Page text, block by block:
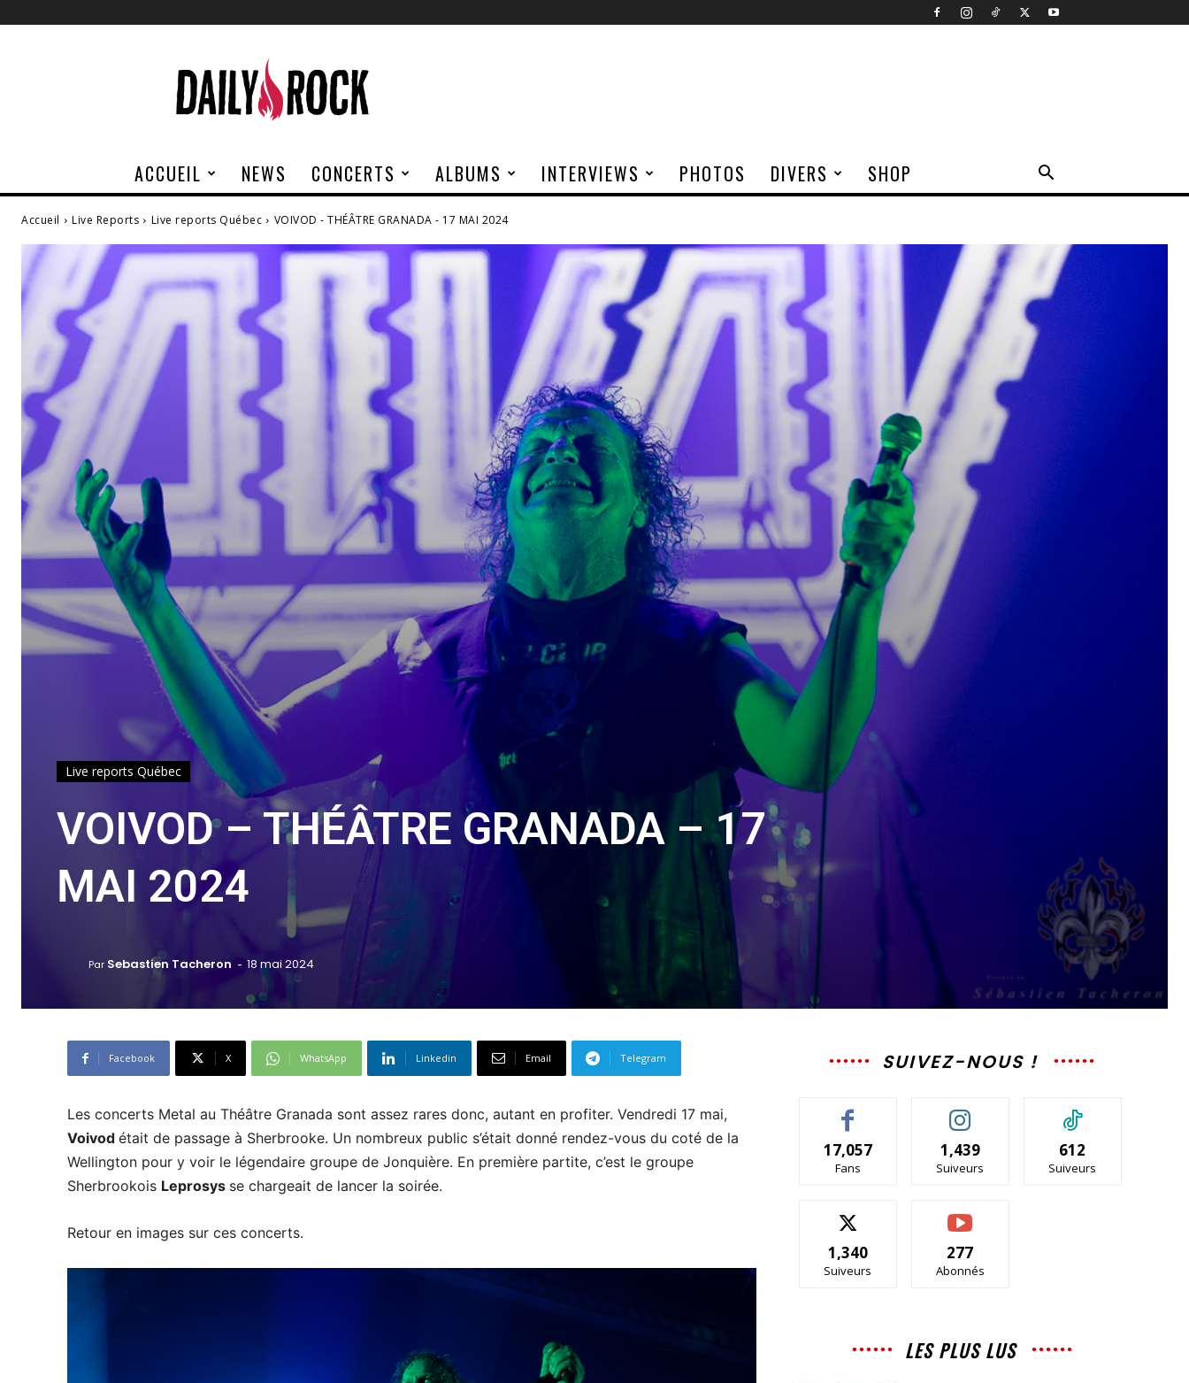
Rock
ACCUEIL NEWS CONCERTS ALBUMS INTERVIEWS PHOTOS DIVERS SHOP
Accueil Live Reports Live reports Québec VOIVOD - THÉÂTRE GRANADA - 17 MAI 2024
Live reports Québec
VOIVOD – THÉÂTRE GRANADA – 17
MAI 2024
Par Sebastien Tacheron - 18 mai 2024
Facebook X WhatsApp Linkedin Email Telegram
Les concerts Metal au Théâtre Granada sont assez rares donc, autant en profiter. Vendredi 17 mai,
Voivod était de passage à Sherbrooke. Un nombreux public s’était donné rendez-vous du coté de la
Wellington pour y voir le légendaire groupe de Jonquière. En première partite, c’est le groupe
Sherbrookois Leprosys se chargeait de lancer la soirée.
Retour en images sur ces concerts.
SUIVEZ-NOUS !
17,057
Fans
1,439
Suiveurs
612
Suiveurs
1,340
Suiveurs
277
Abonnés
LES PLUS LUS